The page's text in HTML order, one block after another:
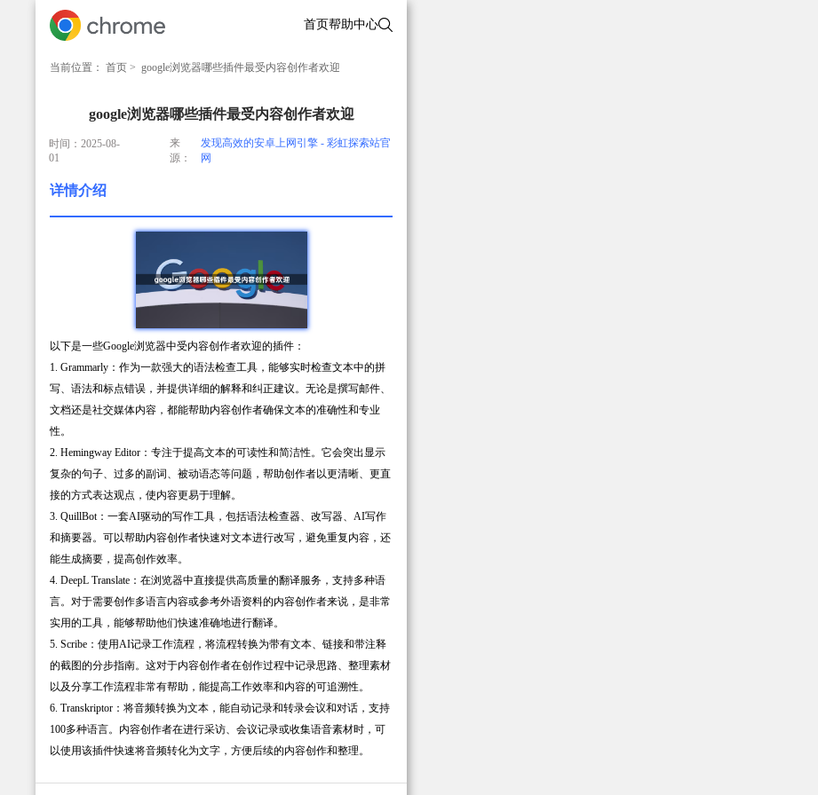
首页帮助中心
当前位置： 首页 > google浏览器哪些插件最受内容创作者欢迎
google浏览器哪些插件最受内容创作者欢迎
时间：2025-08-
01
来
源：
发现高效的安卓上网引擎 - 彩虹探索站官
网
详情介绍
以下是一些Google浏览器中受内容创作者欢迎的插件：
1. Grammarly：作为一款强大的语法检查工具，能够实时检查文本中的拼
写、语法和标点错误，并提供详细的解释和纠正建议。无论是撰写邮件、
文档还是社交媒体内容，都能帮助内容创作者确保文本的准确性和专业
性。
2. Hemingway Editor：专注于提高文本的可读性和简洁性。它会突出显示
复杂的句子、过多的副词、被动语态等问题，帮助创作者以更清晰、更直
接的方式表达观点，使内容更易于理解。
3. QuillBot：一套AI驱动的写作工具，包括语法检查器、改写器、AI写作
和摘要器。可以帮助内容创作者快速对文本进行改写，避免重复内容，还
能生成摘要，提高创作效率。
4. DeepL Translate：在浏览器中直接提供高质量的翻译服务，支持多种语
言。对于需要创作多语言内容或参考外语资料的内容创作者来说，是非常
实用的工具，能够帮助他们快速准确地进行翻译。
5. Scribe：使用AI记录工作流程，将流程转换为带有文本、链接和带注释
的截图的分步指南。这对于内容创作者在创作过程中记录思路、整理素材
以及分享工作流程非常有帮助，能提高工作效率和内容的可追溯性。
6. Transkriptor：将音频转换为文本，能自动记录和转录会议和对话，支持
100多种语言。内容创作者在进行采访、会议记录或收集语音素材时，可
以使用该插件快速将音频转化为文字，方便后续的内容创作和整理。